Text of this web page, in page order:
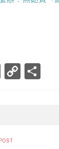
Th
re
Co
py ar
Previous